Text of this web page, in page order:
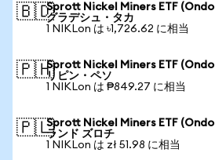
🇧🇩Sprott Nickel Miners ETF
グラデシュ・タカ
1 NIKLon は ৳1,726.62 に相当
🇵🇭Sprott Nickel Miners ETF (Ondo
リピン・ペソ
1 NIKLon は ₱849.27 に相当
🇵🇱Sprott Nickel Miners ETF
ランド ズロチ
1 NIKLon は zł 51.98 に相当